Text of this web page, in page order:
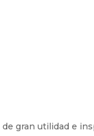
gran utilidad e